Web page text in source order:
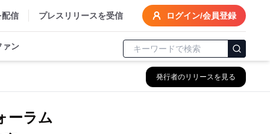
配信 プレスリリースを受信 ログイン/会員登録
ァン
発行者のリリースを見る
ーラム